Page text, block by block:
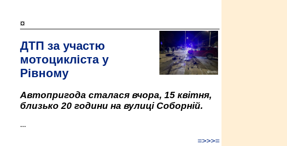
¤
ДТП за участю
мотоцикліста у
Рівному
Автопригода сталася вчора, 15 квітня,
близько 20 години на вулиці Соборній.
...
=>>>=